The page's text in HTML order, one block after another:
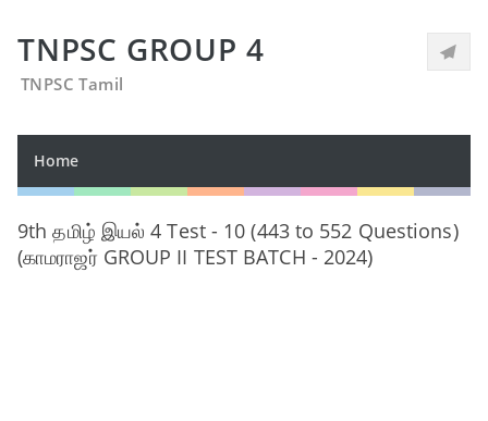
TNPSC GROUP 4
TNPSC Tamil
Home
9th தமிழ் இயல் 4 Test - 10 (443 to 552 Questions)
(காமராஜர் GROUP II TEST BATCH - 2024)